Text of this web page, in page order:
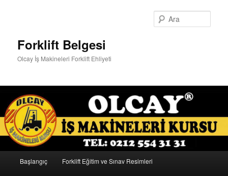
Forklift Belgesi
Olcay İş Makineleri Forklift Ehliyeti
Birincil
İkincil
Başlangıç Forklift Eğitim ve Sınav Resimleri